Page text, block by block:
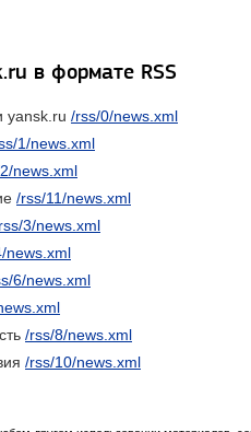
в формате RSS
yansk.ru /rss/0/news.xml
1/news.xml
news.xml
/rss/11/news.xml
3/news.xml
news.xml
6/news.xml
/rss/8/news.xml
/rss/10/news.xml